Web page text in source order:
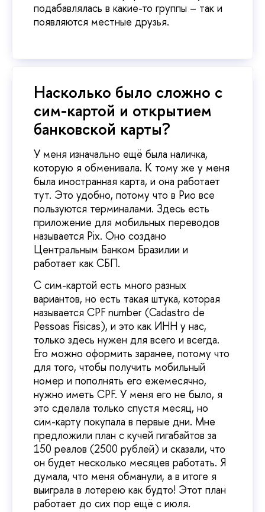
подабавлялась в какие-то группы – так и
появляются местные друзья.
Насколько было сложно с
сим-картой и открытием
банковской карты?
У меня изначально ещё была наличка,
которую я обменивала. К тому же у меня
была иностранная карта, и она работает
тут. Это удобно, потому что в Рио все
пользуются терминалами. Здесь есть
приложение для мобильных переводов
называется Pix. Оно создано
Центральным Банком Бразилии и
работает как СБП.
С сим-картой есть много разных
вариантов, но есть такая штука, которая
называется CPF number (Cadastro de
Pessoas Físicas), и это как ИНН у нас,
только здесь нужен для всего и всегда.
Его можно оформить заранее, потому что
для того, чтобы получить мобильный
номер и пополнять его ежемесячно,
нужно иметь CPF. У меня его не было, я
это сделала только спустя месяц, но
сим-карту покупала в первые дни. Мне
предложили план с кучей гигабайтов за
150 реалов (2500 рублей) и сказали, что
он будет несколько месяцев работать. Я
думала, что меня обманули, а в итоге я
выиграла в лотерею как будто! Этот план
работает до сих пор ещё с июля.